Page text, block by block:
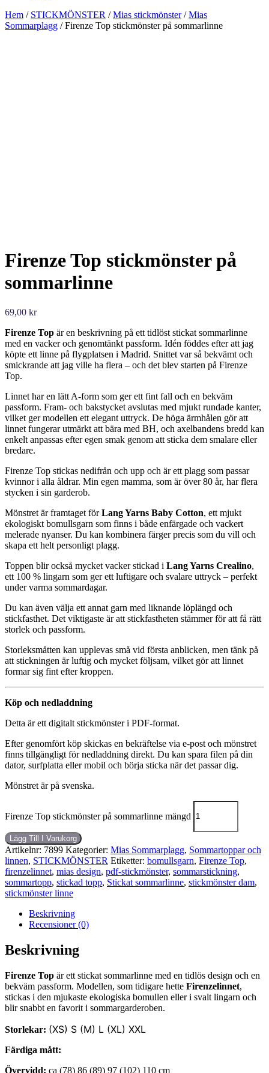
Hem / STICKMÖNSTER /Mias stickmönster/Mias
Sommarplagg / Firenze Top stickmönster på sommarlinne
Firenze Top stickmönster på
sommarlinne
69,00 kr
Firenze Top är en beskrivning på ett tidlöst stickat sommarlinne
med en vacker och genomtänkt passform. Idén föddes efter att jag
köpte ett linne på flygplatsen i Madrid. Snittet var så bekvämt och
smickrande att jag ville ha flera – och det blev starten på Firenze
Top.
Linnet har en lätt A-form som ger ett fint fall och en bekväm
passform. Fram- och bakstycket avslutas med mjukt rundade kanter,
vilket ger modellen ett elegant uttryck. De höga ärmhålen gör att
linnet fungerar utmärkt att bära med BH, och axelbandens bredd kan
enkelt anpassas efter egen smak genom att sticka dem smalare eller
bredare.
Firenze Top stickas nedifrån och upp och är ett plagg som passar
kvinnor i alla åldrar. Min egen mamma, som är över 80 år, har flera
stycken i sin garderob.
Mönstret är framtaget förLang Yarns Baby Cotton, ett mjukt
ekologiskt bomullsgarn som finns i både enfärgade och vackert
melerade nyanser. Du kan kombinera färger precis som du vill och
skapa ett helt personligt plagg.
Toppen blir också mycket vacker stickad i Lang Yarns Crealino,
ett 100 % lingarn som ger ett luftigare och svalare uttryck – perfekt
under varma sommardagar.
Du kan även välja ett annat garn med liknande löplängd och
stickfasthet. Det viktigaste är att stickfastheten stämmer för att få rätt
storlek och passform.
Storleksmåtten kan upplevas små vid första anblicken, men tänk på
att stickningen är luftig och mycket följsam, vilket gör att linnet
formar sig fint efter kroppen.
Köp och nedladdning
Detta är ett digitalt stickmönster i PDF-format.
Efter genomfört köp skickas en bekräftelse via e-post och mönstret
finns tillgängligt för nedladdning direkt. Du kan spara filen på din
dator, surfplatta eller mobil och börja sticka när det passar dig.
Mönstret är på svenska.
Firenze Top stickmönster på sommarlinne mängd
Lägg Till I Varukorg
Artikelnr: 7899 Kategorier: Mias Sommarplagg, Sommartoppar och
linnen, STICKMÖNSTER Etiketter: bomullsgarn, Firenze Top,
firenzelinnet, mias design, pdf-stickmönster, sommarstickning,
sommartopp, stickad topp, Stickat sommarlinne, stickmönster dam,
stickmönster linne
Beskrivning
Recensioner (0)
Beskrivning
Firenze Top är ett stickat sommarlinne med en tidlös design och en
bekväm passform. Modellen, som tidigare hette Firenzelinnet,
stickas i den mjukaste ekologiska bomullen eller i svalt lingarn och
blir snabbt en favorit i sommargarderoben.
Storlekar: (XS) S (M) L (XL) XXL
Färdiga mått:
Övervidd: ca (78) 86 (89) 97 (102) 110 cm